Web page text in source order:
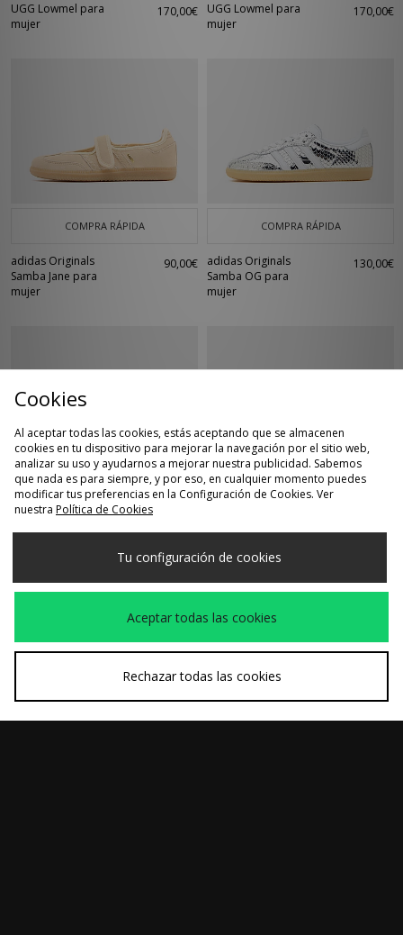
UGG Lowmel para
mujer
170,00€
UGG Lowmel para
mujer
170,00€
COMPRA RÁPIDA
adidas Originals
Samba Jane para
mujer
90,00€
COMPRA RÁPIDA
adidas Originals
Samba OG para
mujer
130,00€
COMPRA RÁPIDA
150,00€
COMPRA RÁPIDA
100,00€
Cookies
Al aceptar todas las cookies, estás aceptando que se almacenen
cookies en tu dispositivo para mejorar la navegación por el sitio web,
analizar su uso y ayudarnos a mejorar nuestra publicidad. Sabemos
que nada es para siempre, y por eso, en cualquier momento puedes
modificar tus preferencias en la Configuración de Cookies. Ver
nuestra Política de Cookies
Tu configuración de cookies
Aceptar todas las cookies
Rechazar todas las cookies